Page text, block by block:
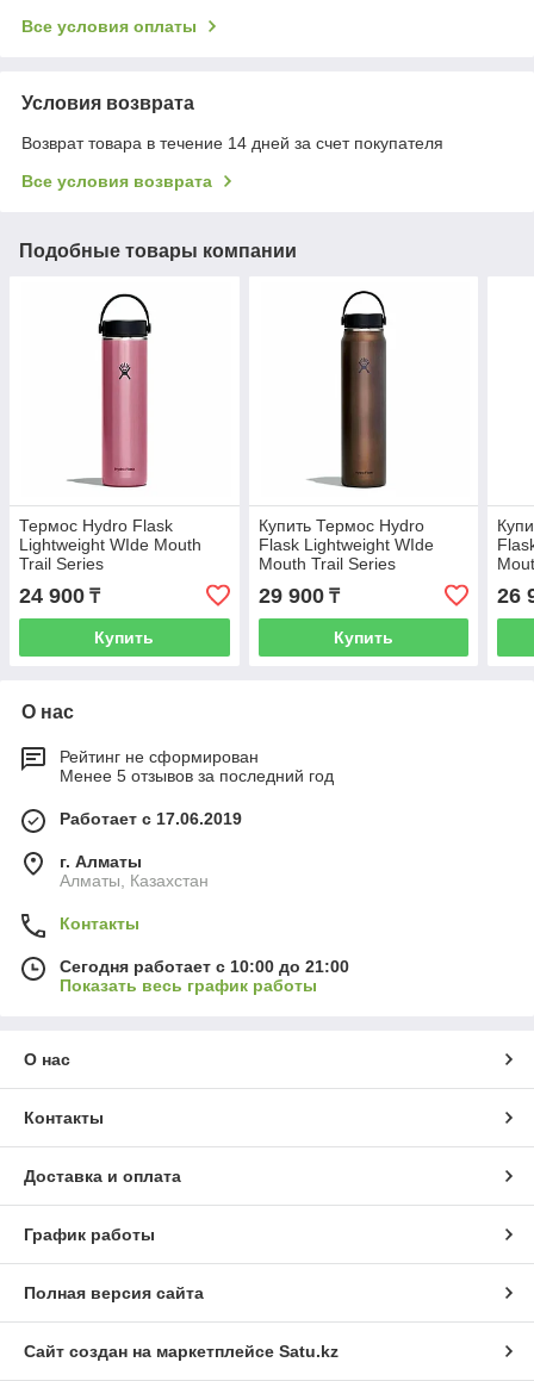
Все условия оплаты
Условия возврата
Возврат товара в течение 14 дней за счет покупателя
Все условия возврата
Подобные товары компании
Термос Hydro Flask
Lightweight WIde Mouth
Trail Series
24 900 ₸
Купить
Купить Термос Hydro
Flask Lightweight WIde
Mouth Trail Series
29 900₸
Купить
26
О нас
Рейтинг не сформирован
Менее 5 отзывов за последний год
Работает с 17.06.2019
г. Алматы
Алматы, Казахстан
Контакты
Сегодня работает с 10:00 до 21:00
Показать весь график работы
О нас
Контакты
Доставка и оплата
График работы
Полная версия сайта
Сайт создан на маркетплейсе Satu.kz